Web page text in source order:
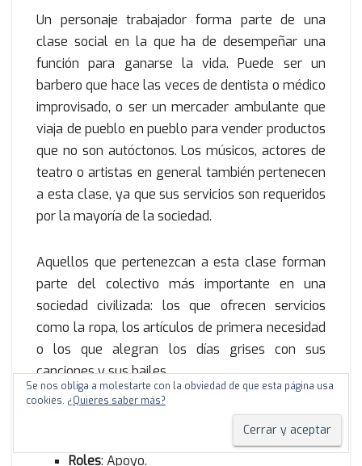
Un personaje trabajador forma parte de una
clase social en la que ha de desempeñar una
función para ganarse la vida. Puede ser un
barbero que hace las veces de dentista o médico
improvisado, o ser un mercader ambulante que
viaja de pueblo en pueblo para vender productos
que no son autóctonos. Los músicos, actores de
teatro o artistas en general también pertenecen
a esta clase, ya que sus servicios son requeridos
por la mayoría de la sociedad.
Aquellos que pertenezcan a esta clase forman
parte del colectivo más importante en una
sociedad civilizada: los que ofrecen servicios
como la ropa, los artículos de primera necesidad
o los que alegran los días grises con sus
canciones y sus bailes.
Detalles del Trabajador
Roles: Apoyo.
Se nos obliga a molestarte con la obviedad de que esta página usa
cookies. ¿Quieres saber más?